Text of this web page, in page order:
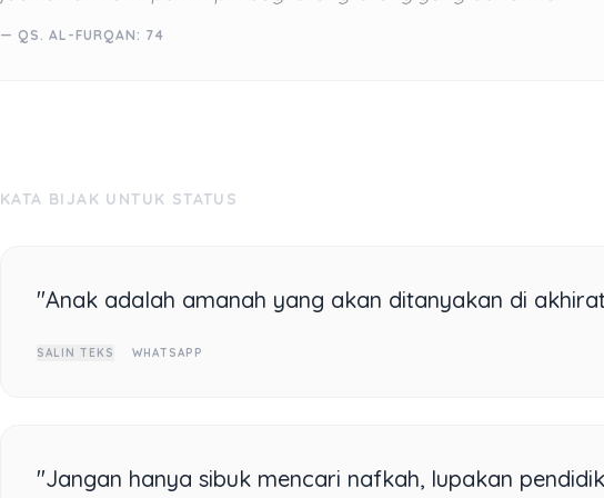
— QS. AL-FURQAN: 74
KATA BIJAK UNTUK STATUS
"Anak adalah amanah yang akan ditanyakan di
SALIN TEKS WHATSAPP
"Jangan hanya sibuk mencari nafkah, lupakan